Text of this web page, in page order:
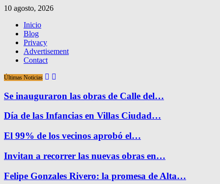
10 agosto, 2026
Inicio
Blog
Privacy
Advertisement
Contact
Últimas Noticias
Se inauguraron las obras de Calle del…
Día de las Infancias en Villas Ciudad…
El 99% de los vecinos aprobó el…
Invitan a recorrer las nuevas obras en…
Felipe Gonzales Rivero: la promesa de Alta…